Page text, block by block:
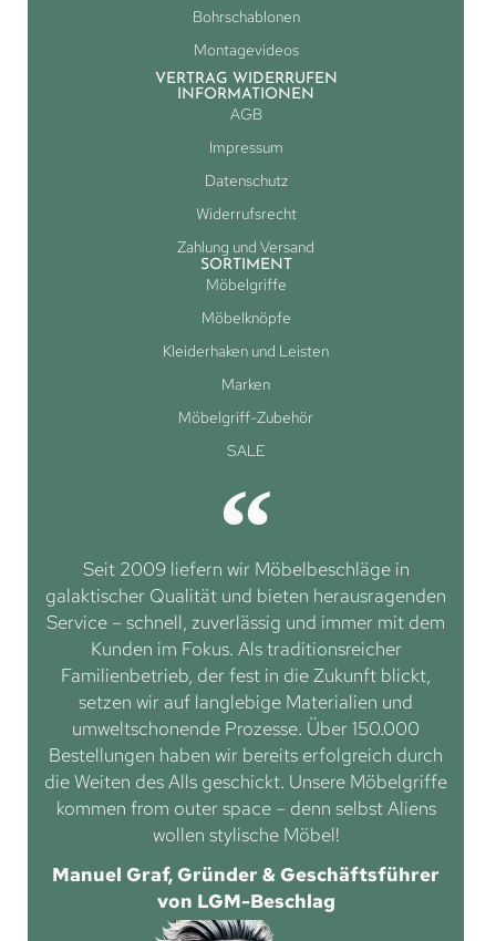
Bohrschablonen
Montagevideos
VERTRAG WIDERRUFEN
INFORMATIONEN
AGB
Impressum
Datenschutz
Widerrufsrecht
Zahlung und Versand
SORTIMENT
Möbelgriffe
Möbelknöpfe
Kleiderhaken und Leisten
Marken
Möbelgriff-Zubehör
SALE
Seit 2009 liefern wir Möbelbeschläge in
galaktischer Qualität und bieten herausragenden
Service – schnell, zuverlässig und immer mit dem
Kunden im Fokus. Als traditionsreicher
Familienbetrieb, der fest in die Zukunft blickt,
setzen wir auf langlebige Materialien und
umweltschonende Prozesse. Über 150.000
Bestellungen haben wir bereits erfolgreich durch
die Weiten des Alls geschickt. Unsere Möbelgriffe
kommen from outer space – denn selbst Aliens
wollen stylische Möbel!
Manuel Graf, Gründer & Geschäftsführer
von LGM-Beschlag